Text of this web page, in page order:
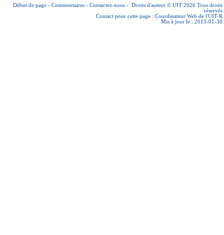
Début de page - Commentaires - Contactez-nous - Droits d'auteur © UIT 2026 Tous droits
réservés
Contact pour cette page : Coordinateur Web de l'UIT-R
Mis à jour le : 2013-01-30